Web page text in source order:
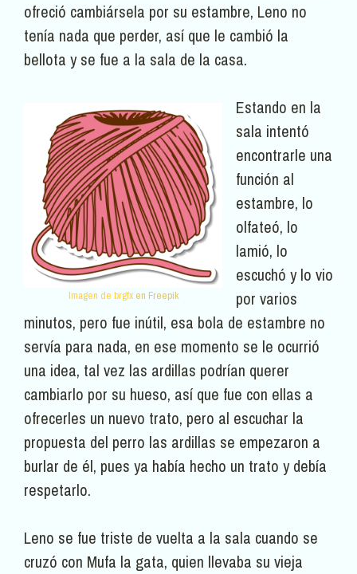
ofreció cambiársela por su estambre, Leno no
tenía nada que perder, así que le cambió la
bellota y se fue a la sala de la casa.
Imagen de brgfxen Freepik
Estando en la
sala intentó
encontrarle una
función al
estambre, lo
olfateó, lo
lamió, lo
escuchó y lo vio
por varios
minutos, pero fue inútil, esa bola de estambre no
servía para nada, en ese momento se le ocurrió
una idea, tal vez las ardillas podrían querer
cambiarlo por su hueso, así que fue con ellas a
ofrecerles un nuevo trato, pero al escuchar la
propuesta del perro las ardillas se empezaron a
burlar de él, pues ya había hecho un trato y debía
respetarlo.
Leno se fue triste de vuelta a la sala cuando se
cruzó con Mufa la gata, quien llevaba su vieja